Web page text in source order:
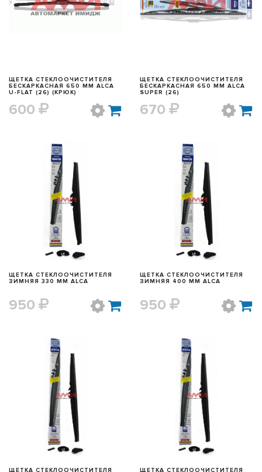
БЫСТРЫЙ ПРОСМОТР
ЩЕТКА СТЕКЛООЧИСТИТЕЛЯ
БЕСКАРКАСНАЯ 650 ММ ALCA
U-FLAT (26) (КРЮК)
600
БЫСТРЫЙ ПРОСМОТР
ЩЕТКА СТЕКЛООЧИСТИТЕЛЯ
БЕСКАРКАСНАЯ 650 ММ ALCA
SUPER (26)
670
БЫСТРЫЙ ПРОСМОТР
ЩЕТКА СТЕКЛООЧИСТИТЕЛЯ
ЗИМНЯЯ 330 ММ ALCA
950
БЫСТРЫЙ ПРОСМОТР
ЩЕТКА СТЕКЛООЧИСТИТЕЛЯ
ЗИМНЯЯ 400 ММ ALCA
950
БЫСТРЫЙ ПРОСМОТР
ЩЕТКА СТЕКЛООЧИСТИТЕЛЯ
БЫСТРЫЙ ПРОСМОТР
ЩЕТКА СТЕКЛООЧИСТИТЕЛЯ